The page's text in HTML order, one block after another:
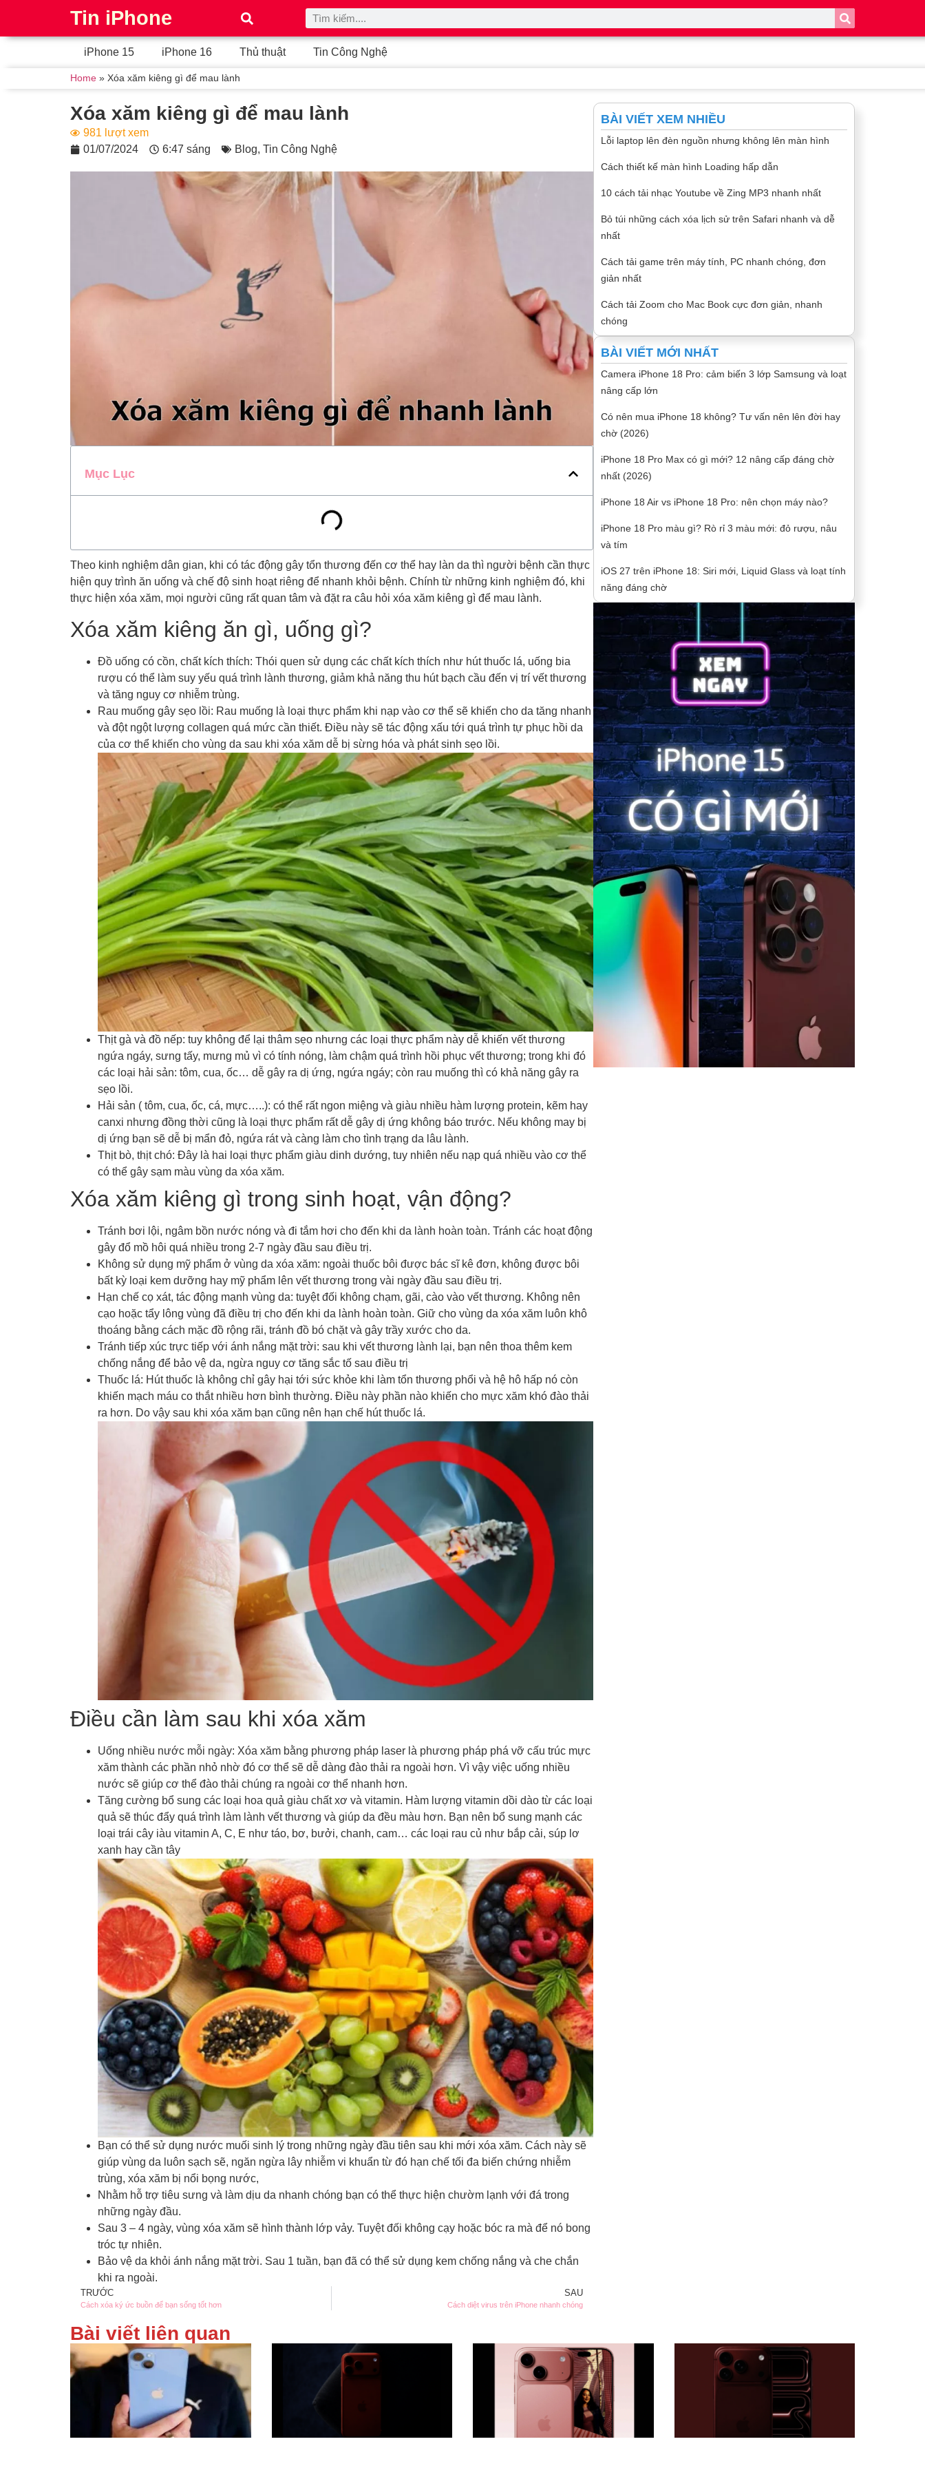
Tin iPhone
iPhone 15 iPhone 16 Thủ thuật Tin Công Nghệ
Home » Xóa xăm kiêng gì để mau lành
Xóa xăm kiêng gì để mau lành
981 lượt xem
01/07/2024
6:47 sáng Blog, Tin Công Nghệ
Mục Lục
Theo kinh nghiệm dân gian, khi có tác động gây tổn thương đến cơ thể hay làn da thì người bệnh cần thực
hiện quy trình ăn uống và chế độ sinh hoạt riêng để nhanh khỏi bệnh. Chính từ những kinh nghiệm đó, khi
thực hiện xóa xăm, mọi người cũng rất quan tâm và đặt ra câu hỏi xóa xăm kiêng gì để mau lành.
Xóa xăm kiêng ăn gì, uống gì?
Đồ uống có cồn, chất kích thích: Thói quen sử dụng các chất kích thích như hút thuốc lá, uống bia
rượu có thể làm suy yếu quá trình lành thương, giảm khả năng thu hút bạch cầu đến vị trí vết thương
và tăng nguy cơ nhiễm trùng.
Rau muống gây sẹo lồi: Rau muống là loại thực phẩm khi nạp vào cơ thể sẽ khiến cho da tăng nhanh
và đột ngột lượng collagen quá mức cần thiết. Điều này sẽ tác động xấu tới quá trình tự phục hồi da
của cơ thể khiến cho vùng da sau khi xóa xăm dễ bị sừng hóa và phát sinh sẹo lồi.
Thịt gà và đồ nếp: tuy không để lại thâm sẹo nhưng các loại thực phẩm này dễ khiến vết thương
ngứa ngáy, sưng tấy, mưng mủ vì có tính nóng, làm chậm quá trình hồi phục vết thương; trong khi đó
các loại hải sản: tôm, cua, ốc… dễ gây ra dị ứng, ngứa ngáy; còn rau muống thì có khả năng gây ra
sẹo lồi.
Hải sản ( tôm, cua, ốc, cá, mực…..): có thể rất ngon miệng và giàu nhiều hàm lượng protein, kẽm hay
canxi nhưng đồng thời cũng là loại thực phẩm rất dễ gây dị ứng không báo trước. Nếu không may bị
dị ứng bạn sẽ dễ bị mẩn đỏ, ngứa rát và càng làm cho tình trạng da lâu lành.
Thịt bò, thịt chó: Đây là hai loại thực phẩm giàu dinh dướng, tuy nhiên nếu nạp quá nhiều vào cơ thể
có thể gây sạm màu vùng da xóa xăm.
Xóa xăm kiêng gì trong sinh hoạt, vận động?
Tránh bơi lội, ngâm bồn nước nóng và đi tắm hơi cho đến khi da lành hoàn toàn. Tránh các hoạt động
gây đổ mồ hôi quá nhiều trong 2-7 ngày đầu sau điều trị.
Không sử dụng mỹ phẩm ở vùng da xóa xăm: ngoài thuốc bôi được bác sĩ kê đơn, không được bôi
bất kỳ loại kem dưỡng hay mỹ phẩm lên vết thương trong vài ngày đầu sau điều trị.
Hạn chế cọ xát, tác động mạnh vùng da: tuyệt đối không chạm, gãi, cào vào vết thương. Không nên
cạo hoặc tẩy lông vùng đã điều trị cho đến khi da lành hoàn toàn. Giữ cho vùng da xóa xăm luôn khô
thoáng bằng cách mặc đồ rộng rãi, tránh đồ bó chặt và gây trầy xước cho da.
Tránh tiếp xúc trực tiếp với ánh nắng mặt trời: sau khi vết thương lành lại, bạn nên thoa thêm kem
chống nắng để bảo vệ da, ngừa nguy cơ tăng sắc tố sau điều trị
Thuốc lá: Hút thuốc là không chỉ gây hại tới sức khỏe khi làm tổn thương phổi và hệ hô hấp nó còn
khiến mạch máu co thắt nhiều hơn bình thường. Điều này phần nào khiến cho mực xăm khó đào thải
ra hơn. Do vậy sau khi xóa xăm bạn cũng nên hạn chế hút thuốc lá.
Điều cần làm sau khi xóa xăm
Uống nhiều nước mỗi ngày: Xóa xăm bằng phương pháp laser là phương pháp phá vỡ cấu trúc mực
xăm thành các phần nhỏ nhờ đó cơ thể sẽ dễ dàng đào thải ra ngoài hơn. Vì vậy việc uống nhiều
nước sẽ giúp cơ thể đào thải chúng ra ngoài cơ thể nhanh hơn.
Tăng cường bổ sung các loại hoa quả giàu chất xơ và vitamin. Hàm lượng vitamin dồi dào từ các loại
quả sẽ thúc đẩy quá trình làm lành vết thương và giúp da đều màu hơn. Bạn nên bổ sung mạnh các
loại trái cây iàu vitamin A, C, E như táo, bơ, bưởi, chanh, cam… các loại rau củ như bắp cải, súp lơ
xanh hay cần tây
Bạn có thể sử dụng nước muối sinh lý trong những ngày đầu tiên sau khi mới xóa xăm. Cách này sẽ
giúp vùng da luôn sạch sẽ, ngăn ngừa lây nhiễm vi khuẩn từ đó hạn chế tối đa biến chứng nhiễm
trùng, xóa xăm bị nổi bọng nước,
Nhằm hỗ trợ tiêu sưng và làm dịu da nhanh chóng bạn có thể thực hiện chườm lạnh với đá trong
những ngày đầu.
Sau 3 – 4 ngày, vùng xóa xăm sẽ hình thành lớp vảy. Tuyệt đối không cạy hoặc bóc ra mà để nó bong
tróc tự nhiên.
Bảo vệ da khỏi ánh nắng mặt trời. Sau 1 tuần, bạn đã có thể sử dụng kem chống nắng và che chắn
khi ra ngoài.
TRƯỚC
Cách xóa ký ức buồn để bạn sống tốt hơn
SAU
Cách diệt virus trên iPhone nhanh chóng
BÀI VIẾT XEM NHIỀU
Lỗi laptop lên đèn nguồn nhưng không lên màn hình
Cách thiết kế màn hình Loading hấp dẫn
10 cách tải nhạc Youtube về Zing MP3 nhanh nhất
Bỏ túi những cách xóa lịch sử trên Safari nhanh và dễ
nhất
Cách tải game trên máy tính, PC nhanh chóng, đơn
giản nhất
Cách tải Zoom cho Mac Book cực đơn giản, nhanh
chóng
BÀI VIẾT MỚI NHẤT
Camera iPhone 18 Pro: cảm biến 3 lớp Samsung và loạt
nâng cấp lớn
Có nên mua iPhone 18 không? Tư vấn nên lên đời hay
chờ (2026)
iPhone 18 Pro Max có gì mới? 12 nâng cấp đáng chờ
nhất (2026)
iPhone 18 Air vs iPhone 18 Pro: nên chọn máy nào?
iPhone 18 Pro màu gì? Rò rỉ 3 màu mới: đỏ rượu, nâu
và tím
iOS 27 trên iPhone 18: Siri mới, Liquid Glass và loạt tính
năng đáng chờ
Bài viết liên quan